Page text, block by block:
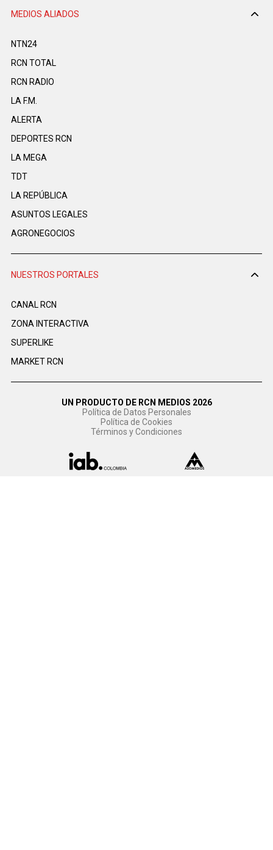
MEDIOS ALIADOS
NTN24
RCN TOTAL
RCN RADIO
LA F.M.
ALERTA
DEPORTES RCN
LA MEGA
TDT
LA REPÚBLICA
ASUNTOS LEGALES
AGRONEGOCIOS
NUESTROS PORTALES
CANAL RCN
ZONA INTERACTIVA
SUPERLIKE
MARKET RCN
UN PRODUCTO DE RCN MEDIOS 2026
Política de Datos Personales
Política de Cookies
Términos y Condiciones